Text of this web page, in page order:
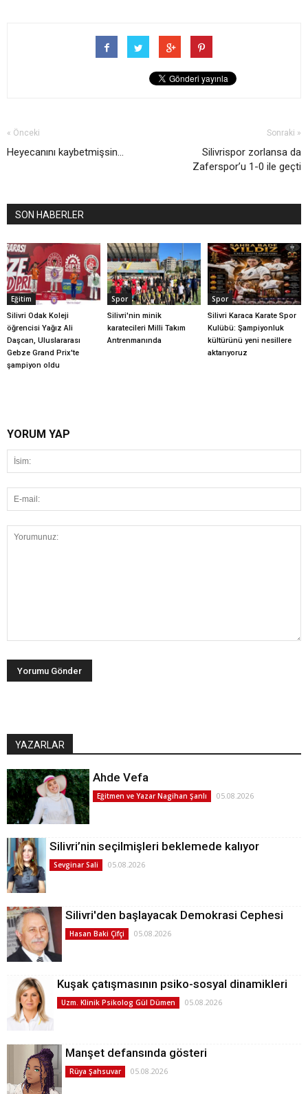
« Önceki
Heyecanını kaybetmişsin...
Sonraki »
Silivrispor zorlansa da
Zaferspor’u 1-0 ile geçti
SON HABERLER
Eğitim
Silivri Odak Koleji
öğrencisi Yağız Ali
Daşcan, Uluslararası
Gebze Grand Prix'te
şampiyon oldu
Spor
Silivri'nin minik
karatecileri Milli Takım
Antrenmanında
Spor
Silivri Karaca Karate Spor
Kulübü: Şampiyonluk
kültürünü yeni nesillere
aktarıyoruz
YORUM YAP
YAZARLAR
Ahde Vefa
Eğitmen ve Yazar Nagihan Şanlı 05.08.2026
Silivri’nin seçilmişleri beklemede kalıyor
Sevginar Sali 05.08.2026
Silivri'den başlayacak Demokrasi Cephesi
Hasan Baki Çifçi 05.08.2026
Kuşak çatışmasının psiko-sosyal dinamikleri
Uzm. Klinik Psikolog Gül Dümen 05.08.2026
Manşet defansında gösteri
Rüya Şahsuvar 05.08.2026